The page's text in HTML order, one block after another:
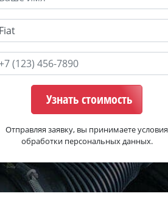
Узнать стоимость
Отправляя заявку, вы принимаете условия
обработки персональных данных.